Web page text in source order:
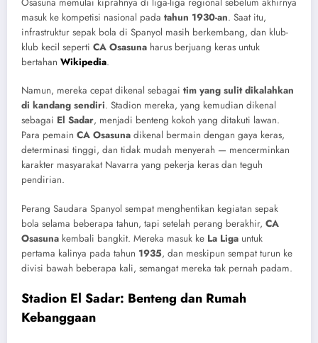
masuk ke kompetisi nasional pada tahun 1930-an. Saat itu,
infrastruktur sepak bola di Spanyol masih berkembang, dan klub-
klub kecil seperti CA Osasuna harus berjuang keras untuk
bertahan Wikipedia.
Namun, mereka cepat dikenal sebagai tim yang sulit dikalahkan
di kandang sendiri. Stadion mereka, yang kemudian dikenal
sebagai El Sadar, menjadi benteng kokoh yang ditakuti lawan.
Para pemain CA Osasuna dikenal bermain dengan gaya keras,
determinasi tinggi, dan tidak mudah menyerah — mencerminkan
karakter masyarakat Navarra yang pekerja keras dan teguh
pendirian.
Perang Saudara Spanyol sempat menghentikan kegiatan sepak
bola selama beberapa tahun, tapi setelah perang berakhir, CA
Osasuna kembali bangkit. Mereka masuk ke La Liga untuk
pertama kalinya pada tahun 1935, dan meskipun sempat turun ke
divisi bawah beberapa kali, semangat mereka tak pernah padam.
Stadion El Sadar: Benteng dan Rumah
Kebanggaan